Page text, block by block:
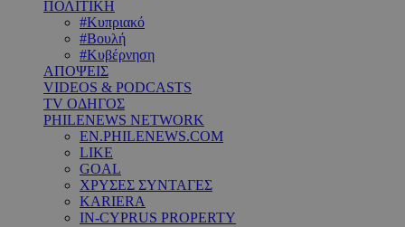
ΠΟΛΙΤΙΚΗ
#Κυπριακό
#Βουλή
#Κυβέρνηση
ΑΠΟΨΕΙΣ
VIDEOS & PODCASTS
TV ΟΔΗΓΟΣ
PHILENEWS NETWORK
EN.PHILENEWS.COM
LIKE
GOAL
ΧΡΥΣΕΣ ΣΥΝΤΑΓΕΣ
KARIERA
IN-CYPRUS PROPERTY